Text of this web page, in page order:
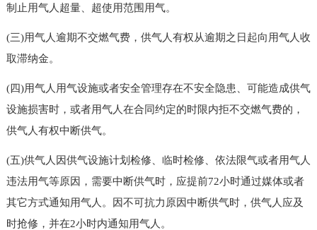
制止用气人超量、超使用范围用气。
(三)用气人逾期不交燃气费，供气人有权从逾期之日起向用气人收
取滞纳金。
(四)用气人用气设施或者安全管理存在不安全隐患、可能造成供气
设施损害时，或者用气人在合同约定的时限内拒不交燃气费的，
供气人有权中断供气。
(五)供气人因供气设施计划检修、临时检修、依法限气或者用气人
违法用气等原因，需要中断供气时，应提前72小时通过媒体或者
其它方式通知用气人。因不可抗力原因中断供气时，供气人应及
时抢修，并在2小时内通知用气人。